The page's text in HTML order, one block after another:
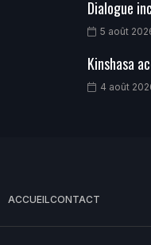
Dialogue
5 août
Kinshasa
4 août
ACCUEILCONTACT